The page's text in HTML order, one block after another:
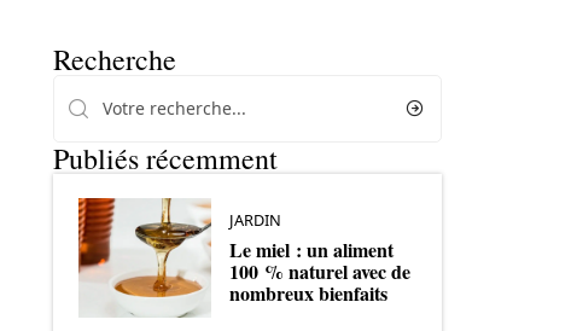
Recherche
Publiés récemment
JARDIN
Le miel : un aliment
100 % naturel avec de
nombreux bienfaits